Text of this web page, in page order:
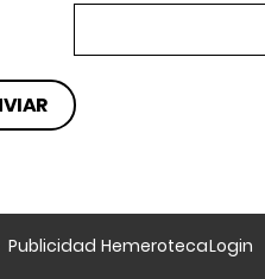
Publicidad HemerotecaLogin